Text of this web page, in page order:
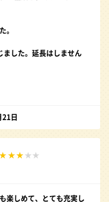
。
した。延長はしません
21日
楽しめて、とても充実し